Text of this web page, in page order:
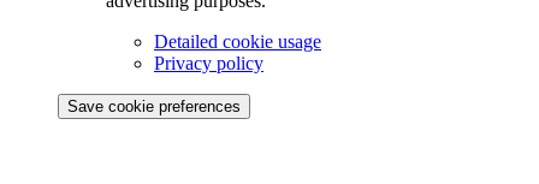
Detailed cookie usage
Privacy policy
Save cookie preferences